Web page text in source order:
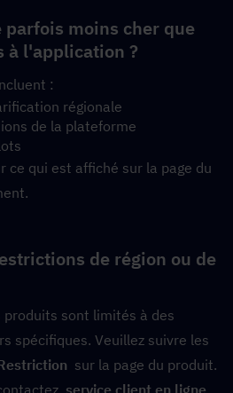
moins cher que
à l'application ?
:
régionale
de la plateforme
ce qui est affiché sur la page du
de région ou de
produits sont limités à des
  sur la page du produit.
service client en ligne